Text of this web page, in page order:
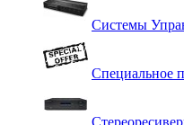
Системы
Специальное